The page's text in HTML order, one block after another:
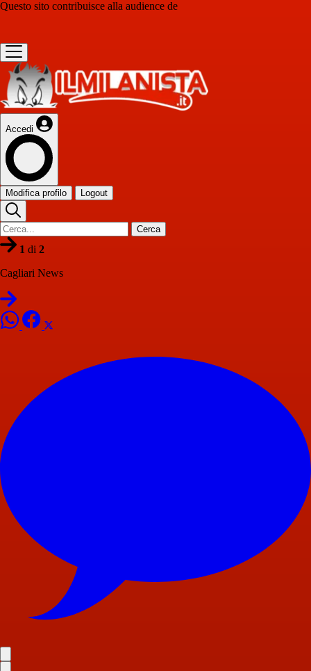
Questo sito contribuisce alla audience de
Accedi
Modifica profilo Logout
Cerca
1 di 2
Cagliari News